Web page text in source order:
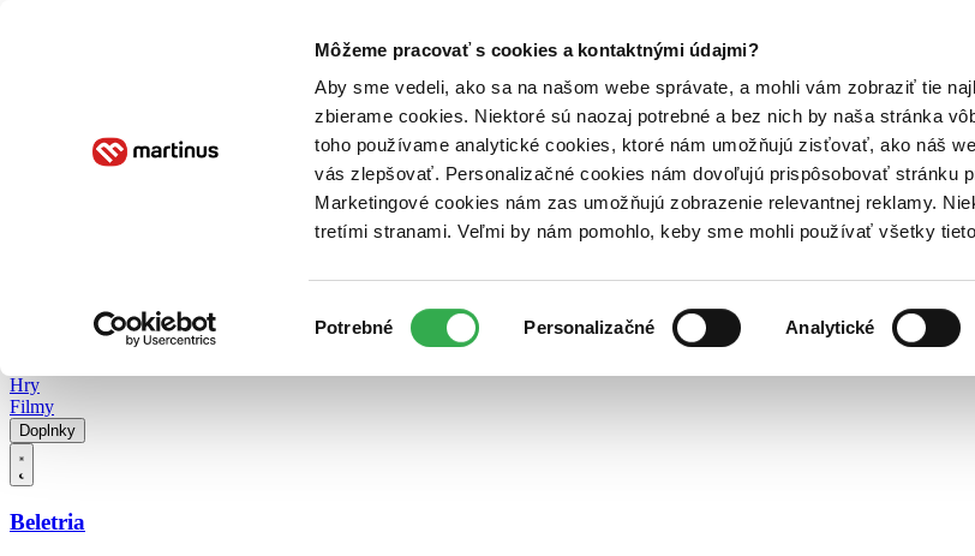
Môžeme pracovať s cookies a kontaktnými údajmi?
Aby sme vedeli, ako sa na našom webe správate, a mohli vám zobraziť tie
zbierame cookies. Niektoré sú naozaj potrebné a bez nich by naša stránka
toho používame analytické cookies, ktoré nám umožňujú zisťovať, ako náš
vás zlepšovať. Personalizačné cookies nám dovoľujú prispôsobovať stránku
Marketingové cookies nám zas umožňujú zobrazenie relevantnej reklamy.
tretími stranami. Veľmi by nám pomohlo, keby sme mohli používať všetky
súhlasu
Potrebné Personalizačné Analytické
Poukážky Kontakt
Hry
Filmy
Doplnky
Beletria